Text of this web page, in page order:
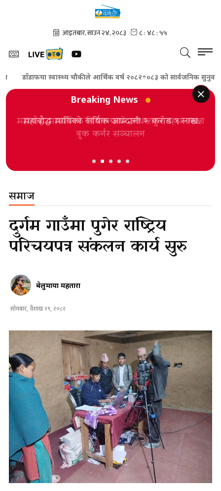
डाँडाफया स्वास्थ्य चौकीले आर्थिक वर्ष २०८२÷०८३ को सार्वजनिक सुनुवाइ
Breaking News
महाबौद्ध माविको वार्षिक आम्दानी २ करोड १ लाख
समाज
दुर्गम गाउँमा पुगेर राष्ट्रिय
परिचयपत्र संकलन कार्य सुरु
बेलुमाया महतारा
सोमबार, वैशाख २९, २०८२